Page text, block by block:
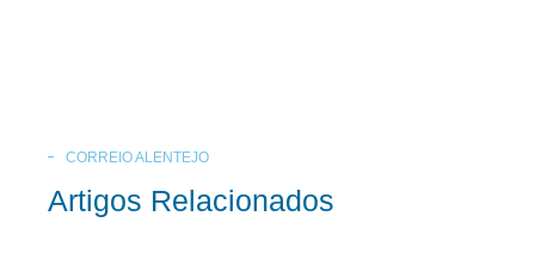
CORREIO ALENTEJO
Artigos Relacionados